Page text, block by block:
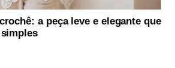
a peça leve e elegante que